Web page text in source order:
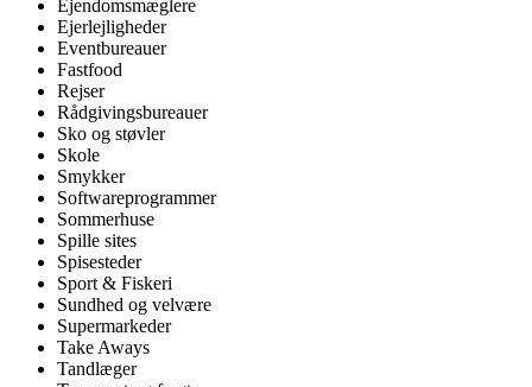
Ejendomsmæglere
Ejerlejligheder
Eventbureauer
Fastfood
Rejser
Rådgivingsbureauer
Sko og støvler
Skole
Smykker
Softwareprogrammer
Sommerhuse
Spille sites
Spisesteder
Sport & Fiskeri
Sundhed og velvære
Supermarkeder
Take Aways
Tandlæger